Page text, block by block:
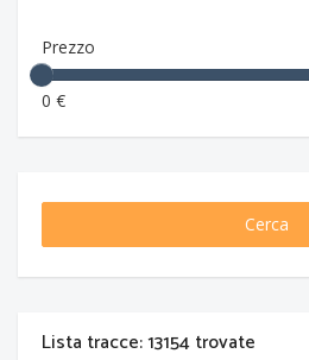
Prezzo
0 €
Cerca
Lista tracce: 13154 trovate